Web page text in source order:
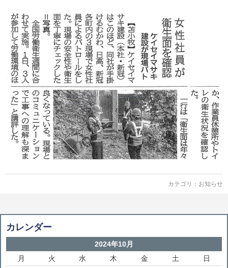
カテゴリ： お知らせ
カレンダー
2024年10月
月
火 水 木 金 土 日